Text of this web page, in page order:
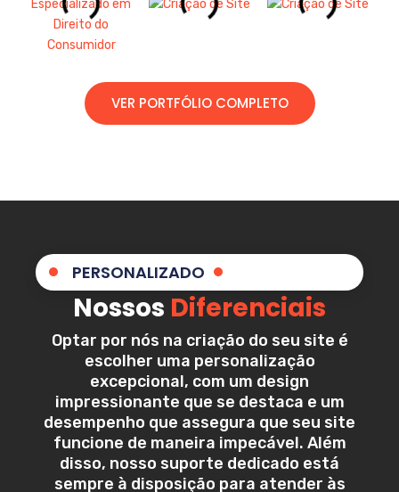
VER PORTFÓLIO COMPLETO
PERSONALIZADO
Nossos Diferenciais
Optar por nós na criação do seu site é
escolher uma personalização
excepcional, com um design
impressionante que se destaca e um
desempenho que assegura que seu site
funcione de maneira impecável. Além
disso, nosso suporte dedicado está
sempre à disposição para atender às